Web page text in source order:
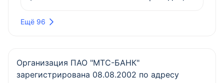
Ещё 96
Организация ПАО "МТС-БАНК"
зарегистрирована 08.08.2002 по адресу